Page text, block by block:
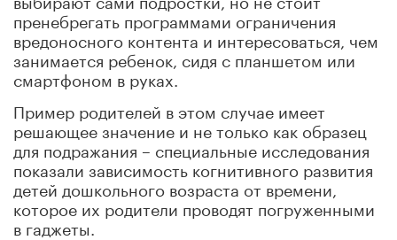
пренебрегать программами ограничения
вредоносного контента и интересоваться, чем
занимается ребенок, сидя с планшетом или
смартфоном в руках.
Пример родителей в этом случае имеет
решающее значение и не только как образец
для подражания – специальные исследования
показали зависимость когнитивного развития
детей дошкольного возраста от времени,
которое их родители проводят погруженными
в гаджеты.